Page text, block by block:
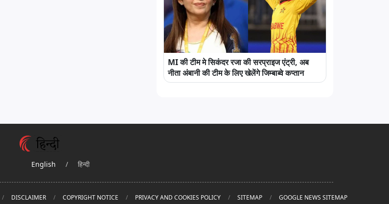
MI की टीम मे सिकंदर रजा की सरप्राइज एंट्री, अब
नीता अंबानी की टीम के लिए खेलेंगे जिम्बाब्वे कप्तान
English / हिन्दी
DISCLAIMER COPYRIGHT NOTICE PRIVACY AND COOKIES POLICY SITEMAP GOOGLE NEWS SITEMAP